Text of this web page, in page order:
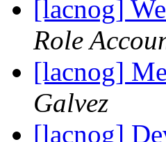
[lacnog]
Role
[lacnog]
Galvez
[lacnog]